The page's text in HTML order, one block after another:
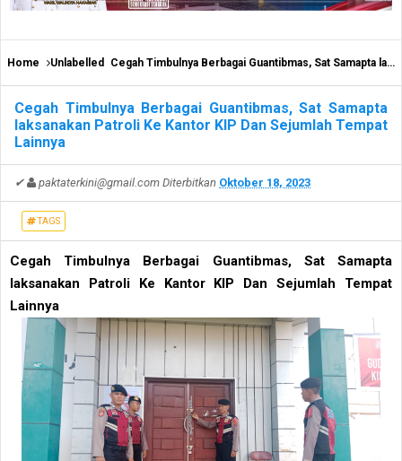
Home Unlabelled Cegah Timbulnya Berbagai Guantibmas, Sat Samapta laksanakan Patroli Ke Kantor KIP Dan Sejumlah Tempat Lainnya
Cegah Timbulnya Berbagai Guantibmas, Sat Samapta
laksanakan Patroli Ke Kantor KIP Dan Sejumlah Tempat
Lainnya
✔ paktaterkini@gmail.com Diterbitkan Oktober 18, 2023
TAGS
Cegah Timbulnya Berbagai Guantibmas, Sat Samapta
laksanakan Patroli Ke Kantor KIP Dan Sejumlah Tempat
Lainnya